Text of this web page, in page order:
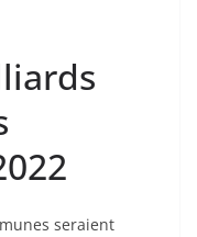
seraient